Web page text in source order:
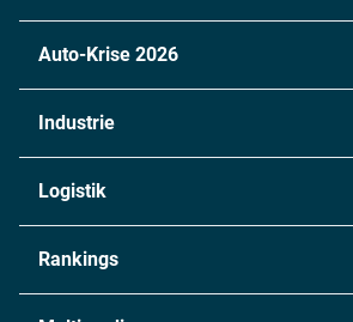
Auto-Krise 2026
Industrie
Chemie
Metall
Logistik
Rankings